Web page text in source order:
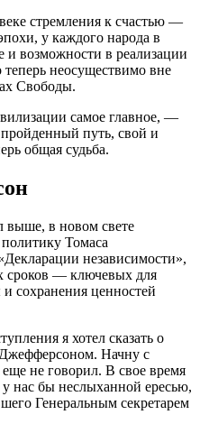
стремления к счастью —
у каждого народа в
и возможности в реализации
неосуществимо вне
Свободы.
самое главное, —
путь, свой и
общая судьба.
выше, в новом свете
Томаса
независимости»,
сроков — ключевых для
сохранения ценностей
я хотел сказать о
Начну с
не говорил. В свое время
нас бы неслыханной ересью,
Генеральным секретарем